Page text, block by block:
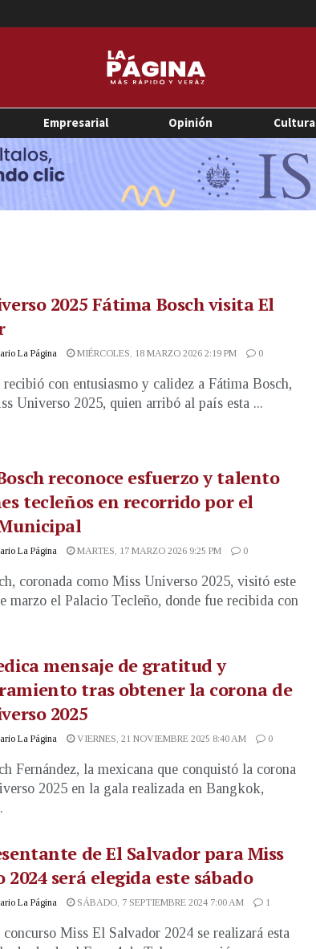
Empresarial Opinión Cultura
2025 Fátima Bosch visita El
La Página MIÉRCOLES, 18 MARZO 2026 2:19 PM 0
con entusiasmo y calidez a Fátima Bosch,
Universo 2025, quien arribó al país esta ...
reconoce esfuerzo y talento
tecleños en recorrido por el
La Página MARTES, 17 MARZO 2026 9:25 PM 0
coronada como Miss Universo 2025, visitó este
marzo el Palacio Tecleño, donde fue recibida con
mensaje de gratitud y
tras obtener la corona de
2025
La Página VIERNES, 21 NOVIEMBRE 2025 8:40 AM 0
Fernández, la mexicana que conquistó la corona
2025 en la gala realizada en Bangkok,
de El Salvador para Miss
2024 será elegida este sábado
La Página SÁBADO, 7 SEPTIEMBRE 2024 7:00 AM 1
concurso Miss El Salvador 2024 se realizará esta